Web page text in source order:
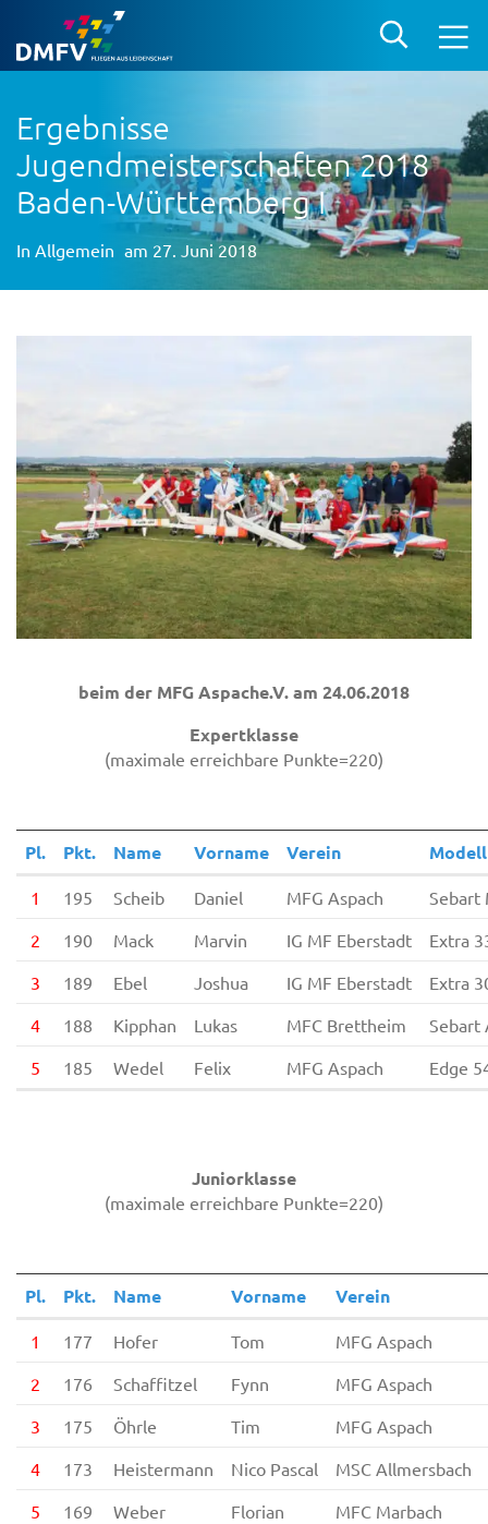
Ergebnisse
Jugendmeisterschaften 2018
Baden-Württemberg I
In Allgemein am 27. Juni 2018
beim der MFG Aspache.V. am 24.06.2018
Expertklasse
(maximale erreichbare Punkte=220)
Pl. Pkt. Name Vorname Verein Modell
1 195 Scheib Daniel MFG Aspach
Sebart
2
190 Mack Marvin IG MF Eberstadt
Extra
3
189 Ebel Joshua IG MF Eberstadt
Extra
4
188 Kipphan Lukas MFC Brettheim
Sebart
5
185 Wedel Felix MFG Aspach Edge
Juniorklasse
(maximale erreichbare Punkte=220)
Pl. Pkt. Name Vorname Verein
1 177 Hofer Tom
MFG Aspach
2
176 Schaffitzel Fynn
MFG Aspach
3
175 Öhrle Tim
MFG Aspach
4
173 Heistermann Nico Pascal
MSC Allmersbach
5
169 Weber Florian
MFC Marbach